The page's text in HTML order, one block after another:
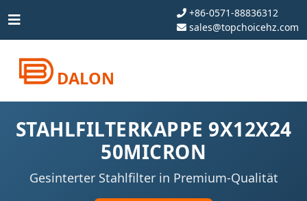
+86-0571-88836312
sales@topchoicehz.com
DALON
STAHLFILTERKAPPE 9X12X24
50MICRON
Gesinterter Stahlfilter in Premium-Qualität